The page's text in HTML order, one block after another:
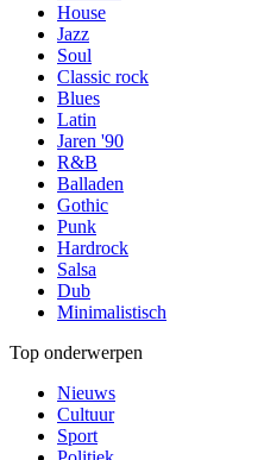
House
Jazz
Soul
Classic rock
Blues
Latin
Jaren '90
R&B
Balladen
Gothic
Punk
Hardrock
Salsa
Dub
Minimalistisch
Top onderwerpen
Nieuws
Cultuur
Sport